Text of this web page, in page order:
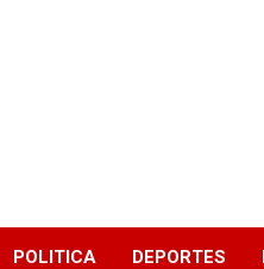
POLITICA DEPORTES